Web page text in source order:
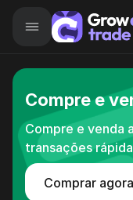
Compre e
Compre e venda
transações
Comprar agora